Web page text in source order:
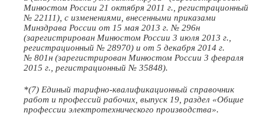
Минюстом России 21 октября 2011 г., регистрационный
№ 22111), с изменениями, внесенными приказами
Минздрава России от 15 мая 2013 г. № 296н
(зарегистрирован Минюстом России 3 июля 2013 г.,
регистрационный № 28970) и от 5 декабря 2014 г.
№ 801н (зарегистрирован Минюстом России 3 февраля
2015 г., регистрационный № 35848).
*(7) Единый тарифно-квалификационный справочник
работ и профессий рабочих, выпуск 19, раздел «Общие
профессии электротехнического производства».